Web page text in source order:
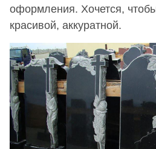
оформления. Хочется,
красивой, аккуратной.